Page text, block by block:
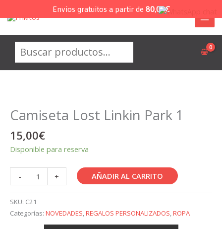
al
Buscar
Camiseta Lost Linkin Park 1
15,00€
Disponible para reserva
-
Camiseta
Lost
Linkin
Park
1
+ AÑADIR AL CARRITO
SKU: C21
Categorías: NOVEDADES,REGALOS PERSONALIZADOS,ROPA
Envios gratuitos a partir de 80,00€